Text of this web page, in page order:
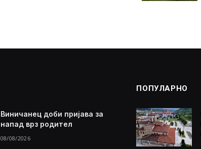
Виничанец доби пријава за
напад врз родител
08/08/2026
ПОПУЛАРНО